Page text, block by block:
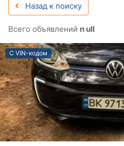
Назад к поиску
Всего объявлений n ull
С VIN-кодом